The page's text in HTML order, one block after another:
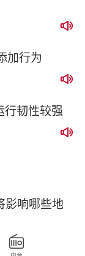
加行为
行韧性较强
影响哪些地